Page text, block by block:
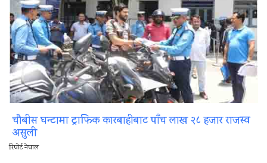
चौबीस घन्टामा ट्राफिक कारबाहीबाट पाँच लाख २८ हजार राजस्व
असुली
रिपोर्ट नेपाल